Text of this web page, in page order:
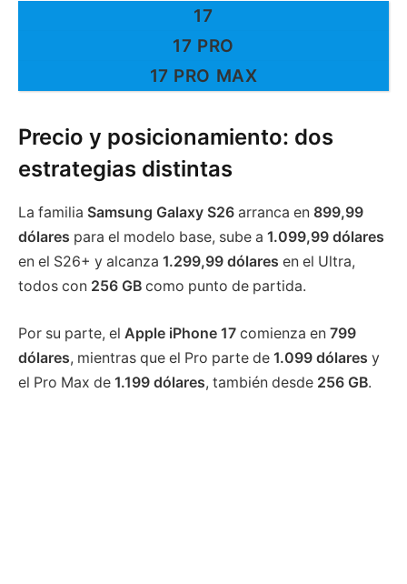
17
17 PRO
17 PRO MAX
Precio y posicionamiento: dos
estrategias distintas
La familia Samsung Galaxy S26 arranca en 899,99
dólares para el modelo base, sube a 1.099,99 dólares
en el S26+ y alcanza 1.299,99 dólares en el Ultra,
todos con 256 GB como punto de partida.
Por su parte, el Apple iPhone 17 comienza en 799
dólares, mientras que el Pro parte de 1.099 dólares y
el Pro Max de 1.199 dólares, también desde 256 GB.